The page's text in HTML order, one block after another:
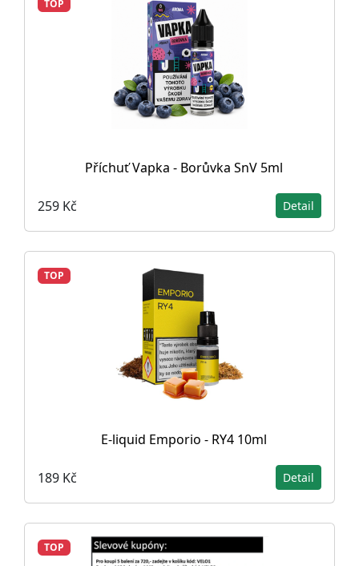
TOP
Příchuť Vapka - Borůvka SnV 5ml
259 Kč Detail
TOP
E-liquid Emporio - RY4 10ml
189 Kč Detail
TOP